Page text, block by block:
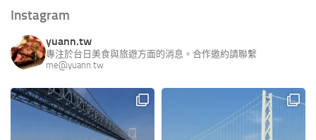
Instagram
yuann.tw
專注於台日美食與旅遊方面的消息。合作邀約請聯繫
me@yuann.tw